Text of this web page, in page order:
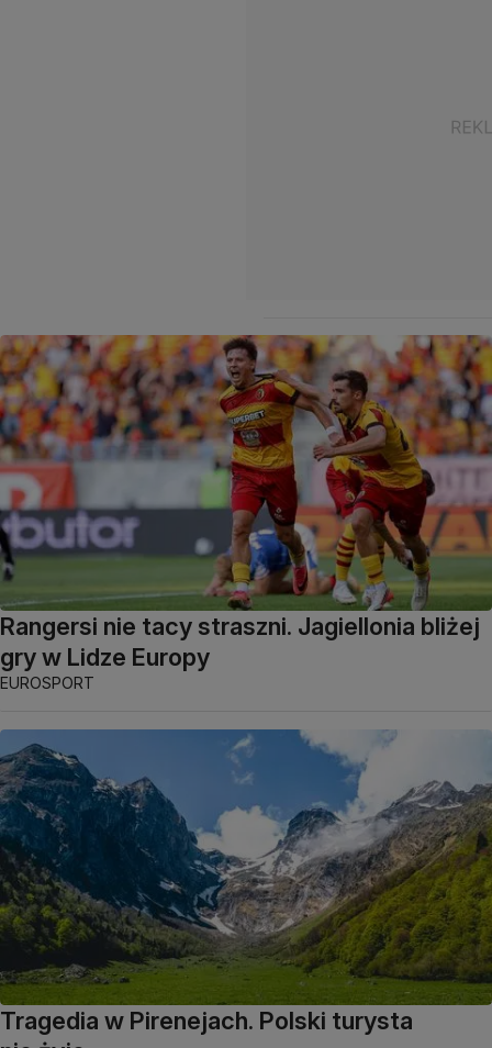
Rangersi nie tacy straszni. Jagiellonia bliżej
gry w Lidze Europy
EUROSPORT
Tragedia w Pirenejach. Polski turysta